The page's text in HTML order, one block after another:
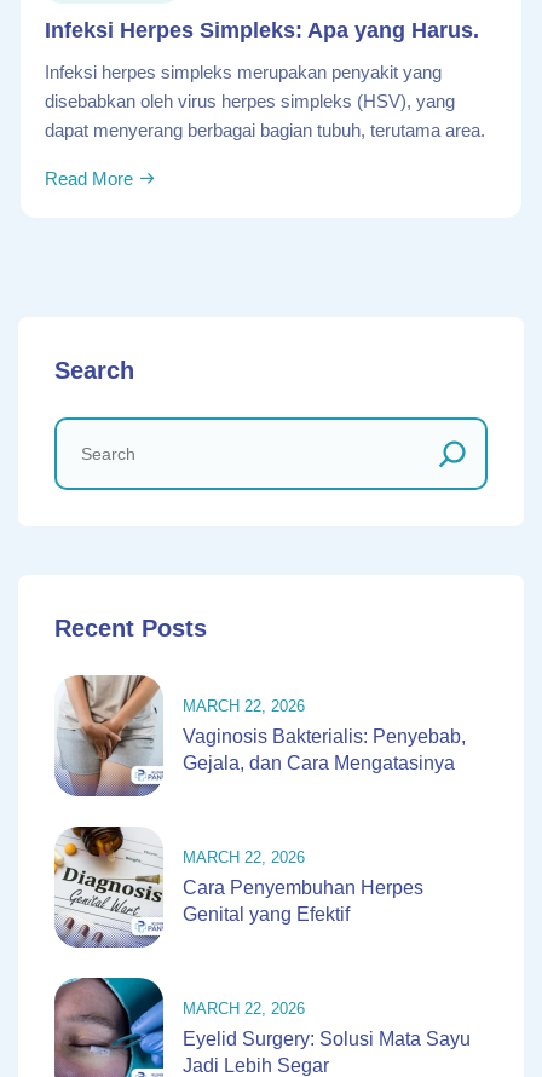
Infeksi Herpes Simpleks: Apa yang Harus.
Infeksi herpes simpleks merupakan penyakit yang
disebabkan oleh virus herpes simpleks (HSV), yang
dapat menyerang berbagai bagian tubuh, terutama area.
Read More
Search
Recent Posts
MARCH 22, 2026
Vaginosis Bakterialis: Penyebab,
Gejala, dan Cara Mengatasinya
MARCH 22, 2026
Cara Penyembuhan Herpes
Genital yang Efektif
MARCH 22, 2026
Eyelid Surgery: Solusi Mata Sayu
Jadi Lebih Segar